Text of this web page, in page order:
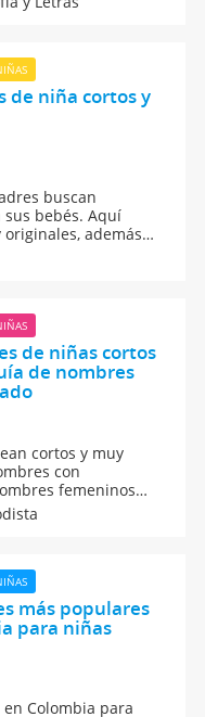
entre el 22 de
de niña cortos y
buscan
bebés. Aquí
además
para que tengas
esta guía de
de niñas cortos
de nombres
cortos y muy
con
femeninos
Si buscas
tu hija a punto de
más populares
para niñas
Colombia para